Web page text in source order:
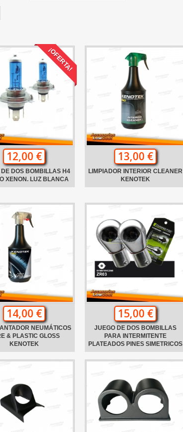
¡OFERTA!
12,00 €
DOS BOMBILLAS H4
XENON. LUZ BLANCA
13,00 €
LIMPIADOR INTERIOR CLEANER
KENOTEK
14,00 €
NEUMÁTICOS
& PLASTIC GLOSS
KENOTEK
15,00 €
JUEGO DE DOS BOMBILLAS
PARA INTERMITENTE
PLATEADOS PINES SIMETRICOS